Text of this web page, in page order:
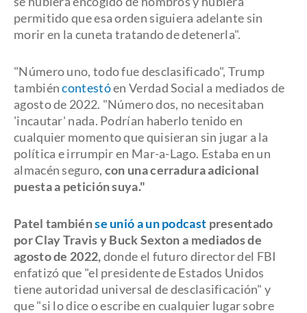
permitido que esa orden siguiera adelante sin
morir en la cuneta tratando de detenerla".
"Número uno, todo fue desclasificado", Trump
tambiéncontestóen Verdad Social a mediados de
agosto de 2022. "Número dos, no necesitaban
'incautar' nada. Podrían haberlo tenido en
cualquier momento que quisieran sin jugar a la
política e irrumpir en Mar-a-Lago. Estaba en un
almacén seguro, con una cerradura adicional
puesta a petición suya."
Patel tambiénse unió a un podcast presentado
por Clay Travis y Buck Sexton a mediados de
agosto de 2022,donde el futuro director del FBI
enfatizó que "el presidente de Estados Unidos
tiene autoridad universal de desclasificación" y
que "si lo dice o escribe en cualquier lugar sobre